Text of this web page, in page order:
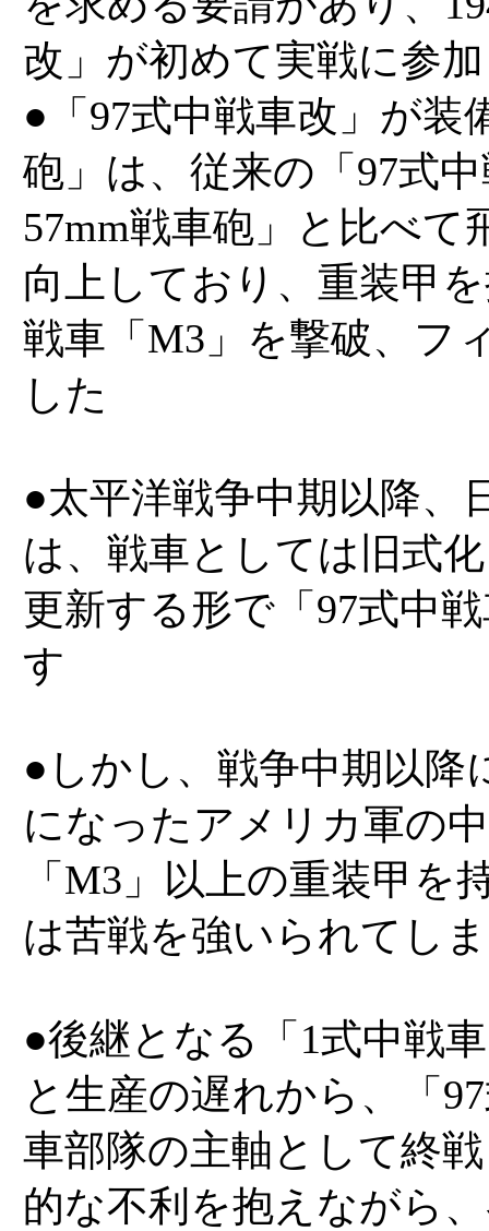
改」が初めて実戦に参
●「97式中戦車改」が装
砲」は、従来の「97式
57mm戦車砲」と比べて
向上しており、重装甲
戦車「M3」を撃破、フ
した
●太平洋戦争中期以降、
は、戦車としては旧式
更新する形で「97式中
す
●しかし、戦争中期以降
になったアメリカ軍の
「M3」以上の重装甲を
は苦戦を強いられてし
●後継となる「1式中戦
と生産の遅れから、「
車部隊の主軸として終
的な不利を抱えながら